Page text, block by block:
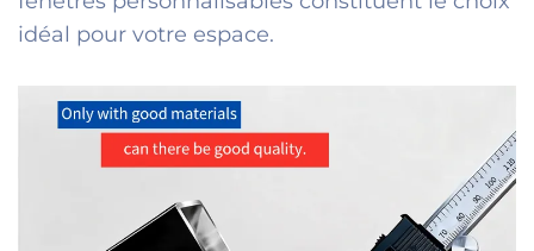
idéal pour votre espace.